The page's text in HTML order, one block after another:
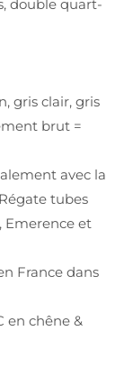
double quart-
gris clair, gris
brut =
avec la
tubes
Emerence et
France dans
en chêne &